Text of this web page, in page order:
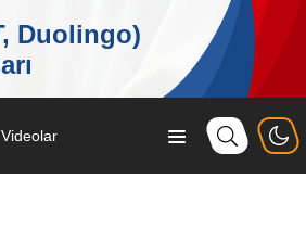
Videolar